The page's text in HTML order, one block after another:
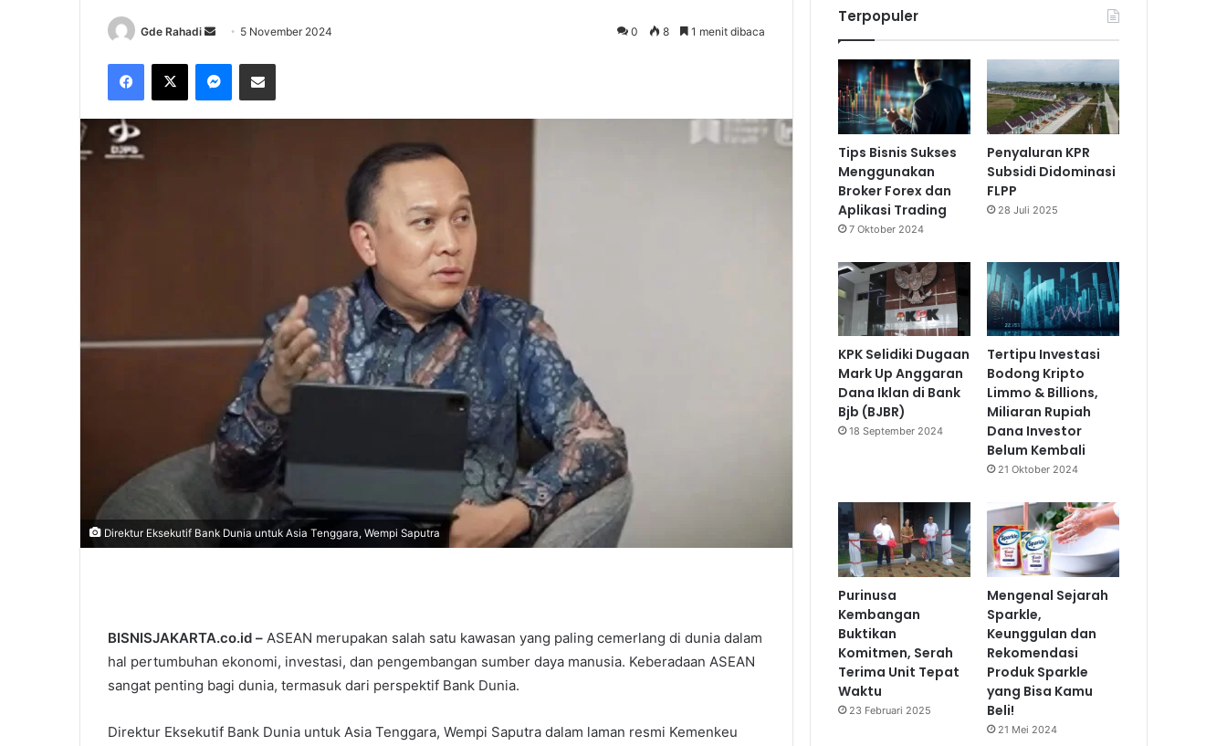
Gde Rahadi
n
a
5 November 2024 0 8 1 menit dibaca
Direktur Eksekutif Bank Dunia untuk Asia Tenggara, Wempi Saputra
BISNISJAKARTA.co.id – ASEAN merupakan salah satu kawasan yang paling cemerlang di dunia dalam
hal pertumbuhan ekonomi, investasi, dan pengembangan sumber daya manusia. Keberadaan ASEAN
sangat penting bagi dunia, termasuk dari perspektif Bank Dunia.
Direktur Eksekutif Bank Dunia untuk Asia Tenggara, Wempi Saputra dalam laman resmi Kemenkeu
Terpopuler
Tips Bisnis Sukses
Menggunakan
Broker Forex dan
Aplikasi Trading
7 Oktober 2024
Penyaluran KPR
Subsidi Didominasi
FLPP
28 Juli 2025
KPK Selidiki Dugaan
Mark Up Anggaran
Dana Iklan di Bank
Bjb (BJBR)
18 September 2024
Tertipu Investasi
Bodong Kripto
Limmo & Billions,
Miliaran Rupiah
Dana Investor
Belum Kembali
21 Oktober 2024
Purinusa
Kembangan
Buktikan
Komitmen, Serah
Terima Unit Tepat
Waktu
23 Februari 2025
Mengenal Sejarah
Sparkle,
Keunggulan dan
Rekomendasi
Produk Sparkle
yang Bisa Kamu
Beli!
21 Mei 2024